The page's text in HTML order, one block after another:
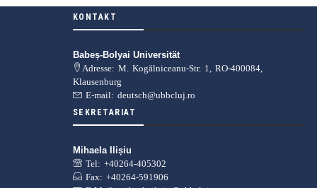
KONTAKT
Babeș-Bolyai Universität
Adresse: M. Kogălniceanu-Str. 1, RO-400084,
Klausenburg
E-mail: deutsch@ubbcluj.ro
SEKRETARIAT
Mihaela Ilișiu
Tel: +40264-405302
Fax: +40264-591906